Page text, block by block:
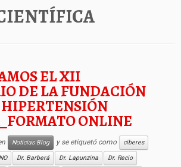
EL XII
DE LA FUNDACIÓN
ONLINE
Noticias Blog y se etiquetó como
ciberes
Dr. Barberá Dr. Lapunzina
Dr. Recio